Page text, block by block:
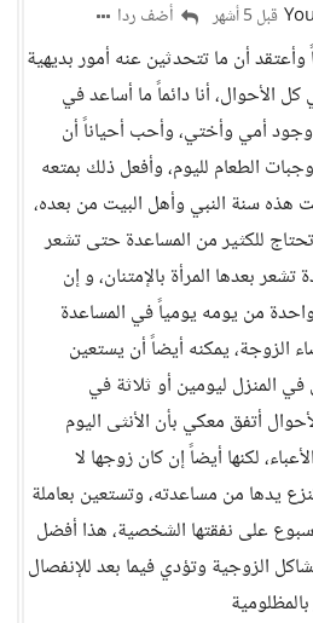
قبل 5 أشهر أضف ردا
وأعتقد أن ما تتحدثين عنه أمور بديهية
أنا دائماً ما أساعد في
أمي وأختي، وأحب أحياناً أن
الطعام لليوم، وأفعل ذلك بمتعه
هذه سنة النبي وأهل البيت من بعده،
تحتاج للكثير من المساعدة حتى تشعر
تشعر بعدها المرأة بالإمتنان، و إن
من يومه يومياً في المساعدة
الزوجة، يمكنه أيضاً أن يستعين
في المنزل ليومين أو ثلاثة في
أتفق معكي بأن الأنثى اليوم
لكنها أيضاً إن كان زوجها لا
يدها من مساعدته، وتستعين بعاملة
على نفقتها الشخصية، هذا أفضل
الزوجية وتؤدي فيما بعد للإنفصال